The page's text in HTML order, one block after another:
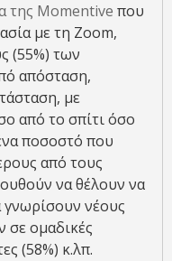
της Momentive που
με τη Zoom,
(55%) των
απόσταση,
με
από το σπίτι όσο
ποσοστό που
από τους
να θέλουν να
γνωρίσουν νέους
σε ομαδικές
(58%) κ.λπ.